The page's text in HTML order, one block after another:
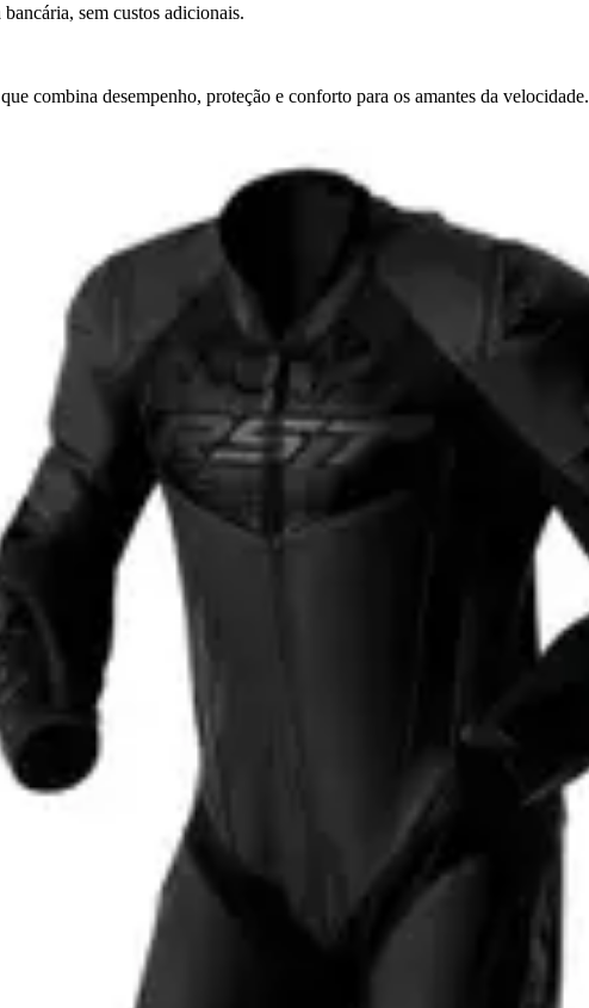
sem custos adicionais.
combina desempenho, proteção e conforto para os amantes da velocidade.